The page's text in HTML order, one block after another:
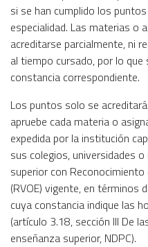
si se han cumplido los
especialidad. Las materias o
acreditarse parcialmente, ni
al tiempo cursado, por lo
constancia correspondiente.
Los puntos solo se
apruebe cada materia o
expedida por la institución
sus colegios, universidades
superior con
(RVOE) vigente, en términos
cuya constancia indique las
(artículo 3.18, sección III De
enseñanza superior, NDPC).